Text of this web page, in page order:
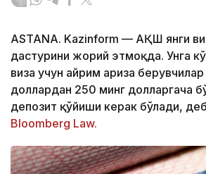
ASTANA. Kazinform — АҚШ янги
дастурини жорий этмоқда. Унга
виза учун айрим ариза
доллардан 250 минг долларгача
депозит қўйиши керак бўлади,
Bloomberg Law.